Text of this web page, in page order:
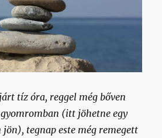
tíz óra, reggel még bőven
(itt jöhetne egy
jön), tegnap este még remegett